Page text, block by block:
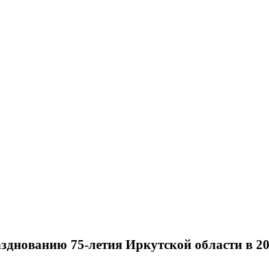
75-летия Иркутской области в